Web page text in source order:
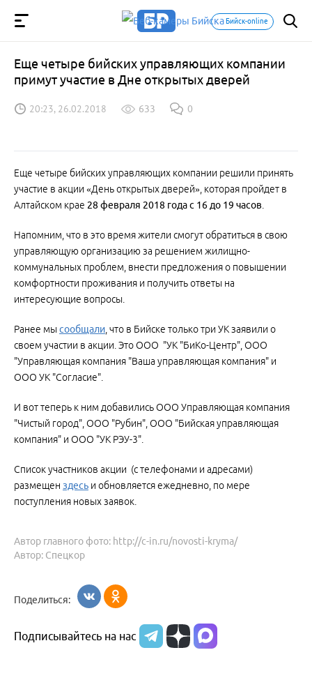
Бийск-online
Еще четыре бийских управляющих компании
примут участие в Дне открытых дверей
20:23, 26.02.2018 633 0
Еще четыре бийских управляющих компании решили принять
участие в акции «День открытых дверей», которая пройдет в
Алтайском крае 28 февраля 2018 года с 16 до 19 часов
Напомним, что в это время жители смогут обратиться в свою
управляющую организацию за решением жилищно-
коммунальных проблем, внести предложения о повышении
комфортности проживания и получить ответы на
интересующие вопросы.
Ранее мы сообщали , что в Бийске только три УК заявили о
своем участии в акции. Это ООО "УК "БиКо-Центр", ООО
"Управляющая компания "Ваша управляющая компания" и
ООО УК "Согласие".
И вот теперь к ним добавились ООО Управляющая компания
"Чистый город", ООО "Рубин", ООО "Бийская управляющая
компания" и ООО "УК РЭУ-3".
Список участников акции (с телефонами и адресами)
размещен здесь и обновляется ежедневно, по мере
поступления новых заявок.
Автор: Спецкор
Автор главного фото: http://c-in.ru/novosti-kryma/
Поделиться:
Подписывайтесь на нас